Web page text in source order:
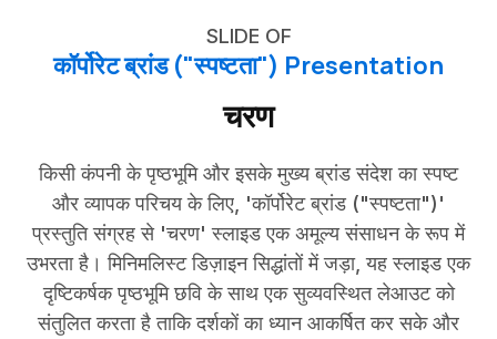
SLIDE OF
कॉर्पोरेट ब्रांड ("स्पष्टता") Presentation
चरण
किसी कंपनी के पृष्ठभूमि और इसके मुख्य ब्रांड संदेश का स्पष्ट
और व्यापक परिचय के लिए, 'कॉर्पोरेट ब्रांड ("स्पष्टता")'
प्रस्तुति संग्रह से 'चरण' स्लाइड एक अमूल्य संसाधन के रूप में
उभरता है। मिनिमलिस्ट डिज़ाइन सिद्धांतों में जड़ा, यह स्लाइड एक
दृष्टिकर्षक पृष्ठभूमि छवि के साथ एक सुव्यवस्थित लेआउट को
संतुलित करता है ताकि दर्शकों का ध्यान आकर्षित कर सके और